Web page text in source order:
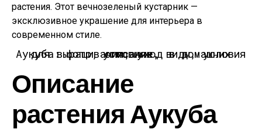
растения. Этот вечнозеленый кустарник —
эксклюзивное украшение для интерьера в
современном стиле.
Аукуба: фото, описание, виды, условия для выращивания, уход в домашних условиях.
Описание
растения Аукуба